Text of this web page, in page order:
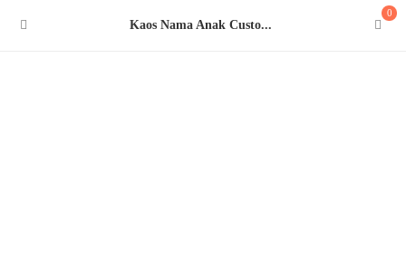
Kaos Nama Anak Custo...
0